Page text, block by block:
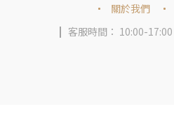
關於我們
客服時間： 10:00-17:00